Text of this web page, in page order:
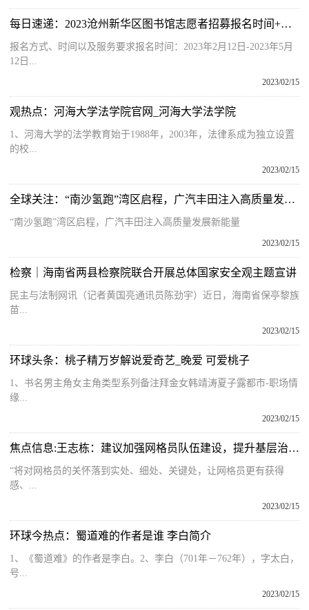
每日速递：2023沧州新华区图书馆志愿者招募报名时间+电话
报名方式、时间以及服务要求报名时间：2023年2月12日-2023年5月
12日...
2023/02/15
观热点：河海大学法学院官网_河海大学法学院
1、河海大学的法学教育始于1988年，2003年，法律系成为独立设置
的校...
2023/02/15
全球关注：“南沙氢跑”湾区启程，广汽丰田注入高质量发展新能量
“南沙氢跑”湾区启程，广汽丰田注入高质量发展新能量
2023/02/15
检察｜海南省两县检察院联合开展总体国家安全观主题宣讲
民主与法制网讯（记者黄国亮通讯员陈劲宇）近日，海南省保亭黎族
苗...
2023/02/15
环球头条：桃子精万岁解说爱奇艺_晚爱 可爱桃子
1、书名男主角女主角类型系列备注拜金女韩靖涛夏子露都市-职场情
缘...
2023/02/15
焦点信息:王志栋：建议加强网格员队伍建设，提升基层治理能力
“将对网格员的关怀落到实处、细处、关键处，让网格员更有获得
感、...
2023/02/15
环球今热点：蜀道难的作者是谁 李白简介
1、《蜀道难》的作者是李白。2、李白（701年－762年），字太白，
号...
2023/02/15